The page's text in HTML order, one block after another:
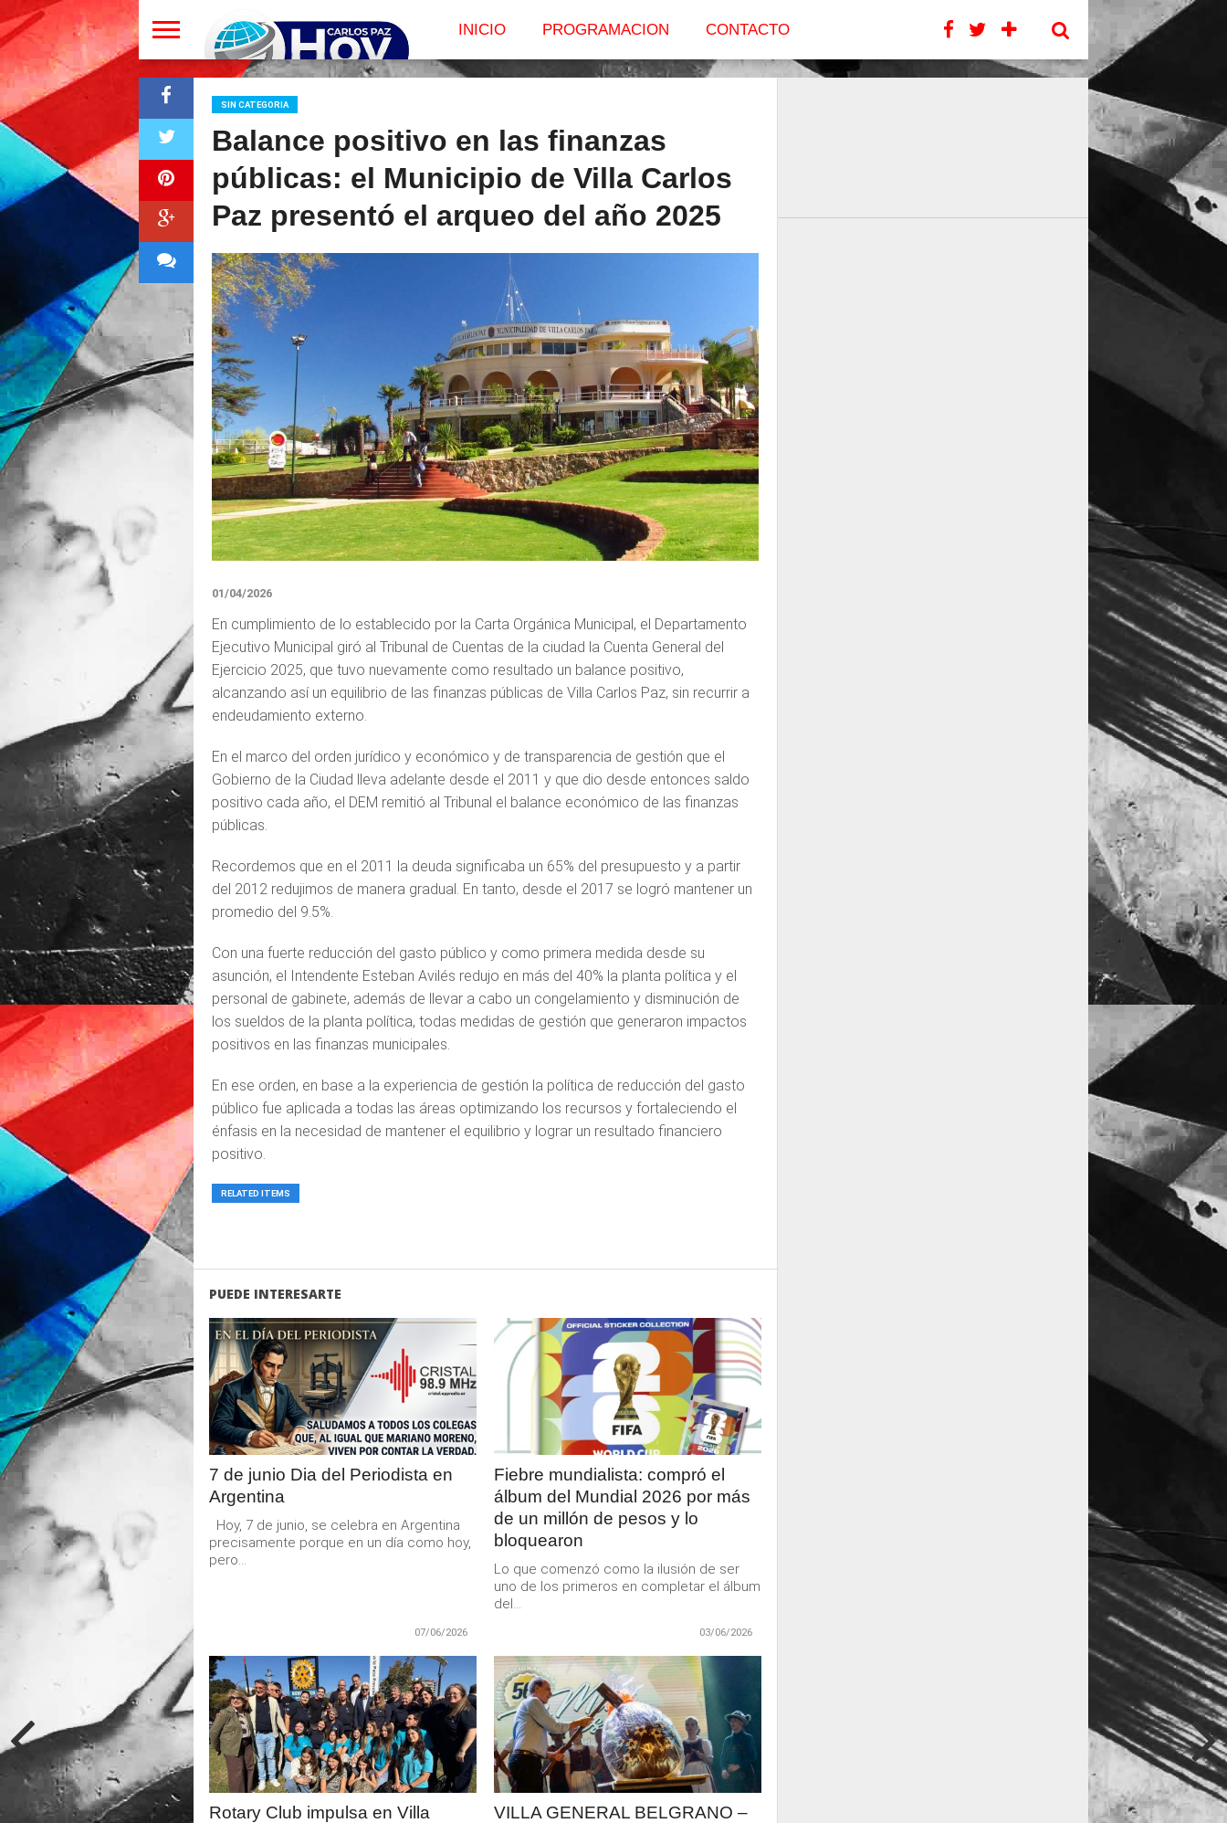
INICIO PROGRAMACION CONTACTO
SIN CATEGORIA
Balance positivo en las finanzas
públicas: el Municipio de Villa Carlos
Paz presentó el arqueo del año 2025
01/04/2026
En cumplimiento de lo establecido por la Carta Orgánica Municipal, el Departamento
Ejecutivo Municipal giró al Tribunal de Cuentas de la ciudad la Cuenta General del
Ejercicio 2025, que tuvo nuevamente como resultado un balance positivo,
alcanzando así un equilibrio de las finanzas públicas de Villa Carlos Paz, sin recurrir a
endeudamiento externo.
En el marco del orden jurídico y económico y de transparencia de gestión que el
Gobierno de la Ciudad lleva adelante desde el 2011 y que dio desde entonces saldo
positivo cada año, el DEM remitió al Tribunal el balance económico de las finanzas
públicas.
Recordemos que en el 2011 la deuda significaba un 65% del presupuesto y a partir
del 2012 redujimos de manera gradual. En tanto, desde el 2017 se logró mantener un
promedio del 9.5%.
Con una fuerte reducción del gasto público y como primera medida desde su
asunción, el Intendente Esteban Avilés redujo en más del 40% la planta política y el
personal de gabinete, además de llevar a cabo un congelamiento y disminución de
los sueldos de la planta política, todas medidas de gestión que generaron impactos
positivos en las finanzas municipales.
En ese orden, en base a la experiencia de gestión la política de reducción del gasto
público fue aplicada a todas las áreas optimizando los recursos y fortaleciendo el
énfasis en la necesidad de mantener el equilibrio y lograr un resultado financiero
positivo.
RELATED ITEMS
PUEDE INTERESARTE
LEER
MAS
7 de junio Dia del Periodista en
Argentina
Hoy, 7 de junio, se celebra en Argentina
precisamente porque en un día como hoy,
pero...
07/06/2026
LEER
MAS
Fiebre mundialista: compró el
álbum del Mundial 2026 por más
de un millón de pesos y lo
bloquearon
Lo que comenzó como la ilusión de ser
uno de los primeros en completar el álbum
del...
03/06/2026
LEER
MAS
Rotary Club impulsa en Villa
LEER
MAS
VILLA GENERAL BELGRANO –